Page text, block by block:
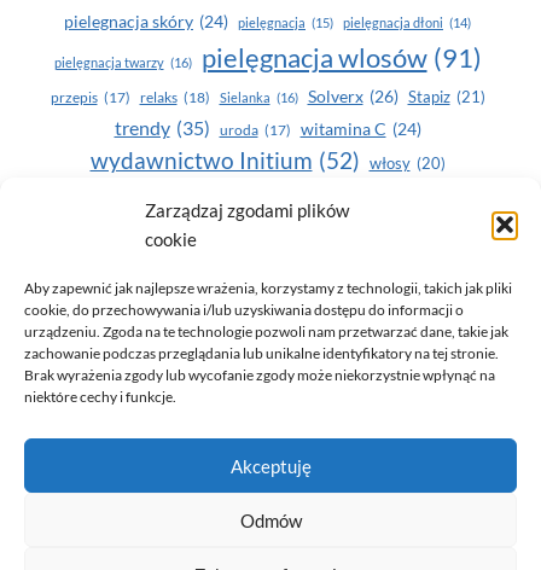
Zarządzaj zgodami plików
cookie
Aby zapewnić jak najlepsze wrażenia, korzystamy z technologii, takich jak pliki
cookie, do przechowywania i/lub uzyskiwania dostępu do informacji o
urządzeniu. Zgoda na te technologie pozwoli nam przetwarzać dane, takie jak
zachowanie podczas przeglądania lub unikalne identyfikatory na tej stronie.
Brak wyrażenia zgody lub wycofanie zgody może niekorzystnie wpłynąć na
niektóre cechy i funkcje.
Akceptuję
Odmów
pielegnacja skóry (24) pielęgnacja (15) pielęgnacja dłoni (14)
pielęgnacja twarzy (16) pielęgnacja wlosów (91)
przepis (17) relaks (18) Sielanka (16) Solverx (26) Stapiz (21)
trendy (35) uroda (17) witamina C (24)
wydawnictwo Initium (52) włosy (20)
Yasumi(164) zdrowe zęby
zdrowie
© 2026 Only You - portal dla kobiet (uroda, moda, zdrowie)
opracowanie:AZDOBRESTRONY